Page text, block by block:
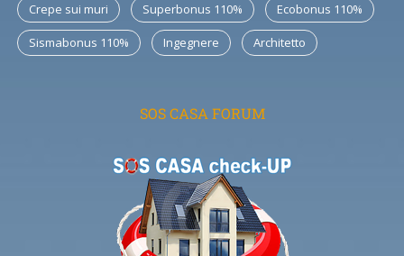
Crepe sui muri Superbonus 110% Ecobonus 110%
Sismabonus 110% Ingegnere Architetto
SOS CASA FORUM